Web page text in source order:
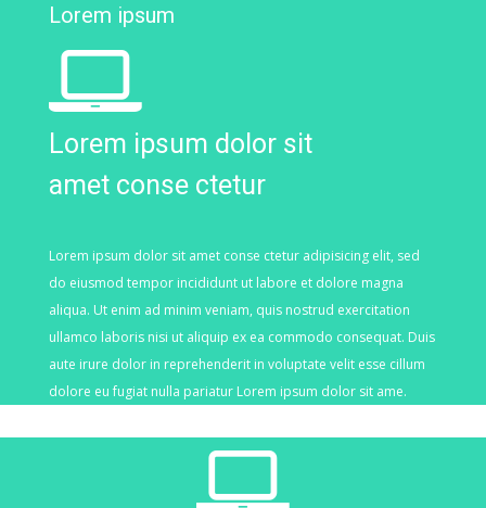
Lorem ipsum
Lorem ipsum dolor sit
amet conse ctetur
Lorem ipsum dolor sit amet conse ctetur adipisicing elit, sed
do eiusmod tempor incididunt ut labore et dolore magna
aliqua. Ut enim ad minim veniam, quis nostrud exercitation
ullamco laboris nisi ut aliquip ex ea commodo consequat. Duis
aute irure dolor in reprehenderit in voluptate velit esse cillum
dolore eu fugiat nulla pariatur Lorem ipsum dolor sit ame.